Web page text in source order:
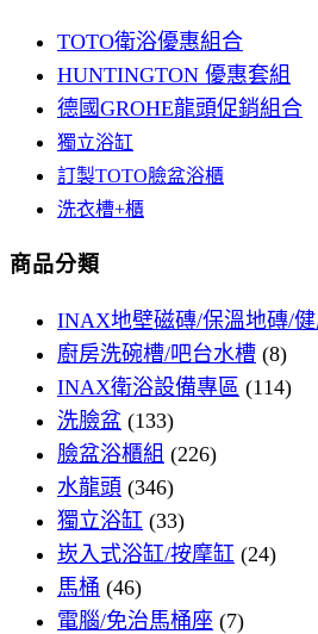
TOTO衛浴優惠組合
HUNTINGTON 優惠套組
德國GROHE龍頭促銷組合
獨立浴缸
訂製TOTO臉盆浴櫃
洗衣槽+櫃
商品分類
INAX地壁磁磚/保溫地磚/
廚房洗碗槽/吧台水槽 (8)
INAX衛浴設備專區 (114)
洗臉盆 (133)
臉盆浴櫃組 (226)
水龍頭 (346)
獨立浴缸 (33)
崁入式浴缸/按摩缸 (24)
馬桶 (46)
電腦/免治馬桶座 (7)